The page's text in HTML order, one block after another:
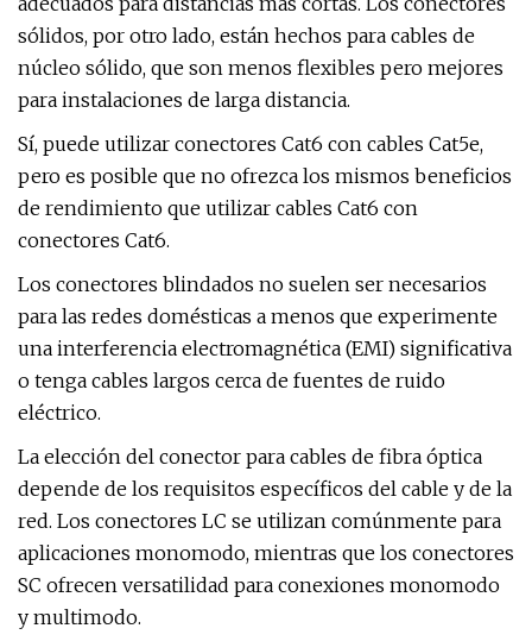
sólidos, por otro lado, están hechos para cables de
núcleo sólido, que son menos flexibles pero mejores
para instalaciones de larga distancia.
Sí, puede utilizar conectores Cat6 con cables Cat5e,
pero es posible que no ofrezca los mismos beneficios
de rendimiento que utilizar cables Cat6 con
conectores Cat6.
Los conectores blindados no suelen ser necesarios
para las redes domésticas a menos que experimente
una interferencia electromagnética (EMI) significativa
o tenga cables largos cerca de fuentes de ruido
eléctrico.
La elección del conector para cables de fibra óptica
depende de los requisitos específicos del cable y de la
red. Los conectores LC se utilizan comúnmente para
aplicaciones monomodo, mientras que los conectores
SC ofrecen versatilidad para conexiones monomodo
y multimodo.